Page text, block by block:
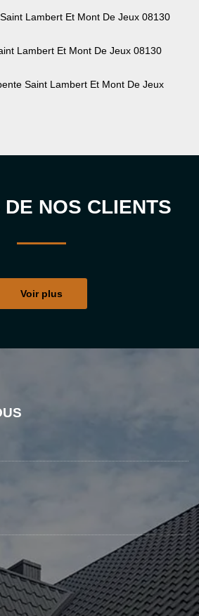
Lambert Et Mont De Jeux 08130
Lambert Et Mont De Jeux 08130
Saint Lambert Et Mont De Jeux
NOS CLIENTS
Voir plus